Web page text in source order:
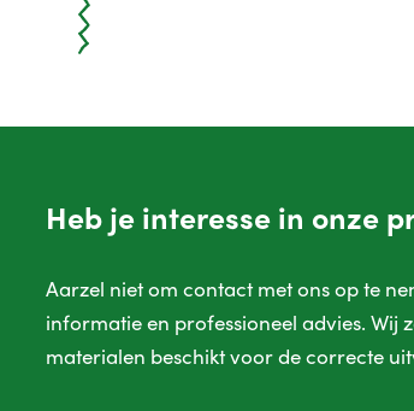
Heb je interesse in onze
Aarzel niet om contact met ons op te
informatie en professioneel advies. Wij
materialen beschikt voor de correcte